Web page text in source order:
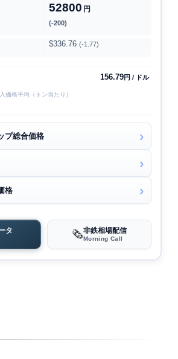
52800 円
(-200)
$336.76 (-1.77)
156.79円 / ドル
価格平均（トン当たり）
プ総合価格
格
タ 🗞️非鉄相場配信
Morning Call